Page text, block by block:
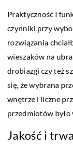
Praktyczność i
czynniki przy
rozwiązania
wieszaków na
drobiazgi czy też
się, że wybrana
wnętrze i liczne
przedmiotów było
Jakość i